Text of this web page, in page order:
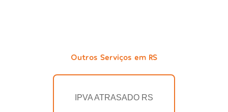
Outros Serviços em RS
IPVA ATRASADO RS